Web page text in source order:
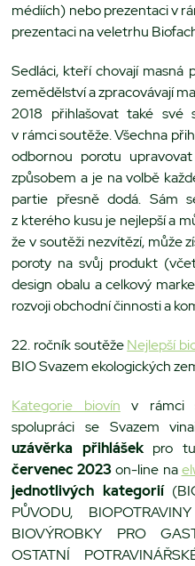
médiích) nebo prezentaci v
prezentaci na veletrhu
Sedláci, kteří chovají masná
zemědělství a zpracovávají
2018 přihlašovat také své
v rámci soutěže. Všechna
odbornou porotu
způsobem a je na volbě
partie přesně dodá. Sám
z kterého kusu je nejlepší a
že v soutěži nezvítězí, může
poroty na svůj produkt
design obalu a celkový
rozvoji obchodní činnosti a
22. ročník soutěžeNejlepší
BIO Svazem ekologických
Kategorie biovín v rámci
spolupráci se Svazem
uzávěrka přihlášekpro
červenec 2023on-line na
jednotlivých kategorií
PŮVODU,
BIOVÝROBKY PRO
OSTATNÍ